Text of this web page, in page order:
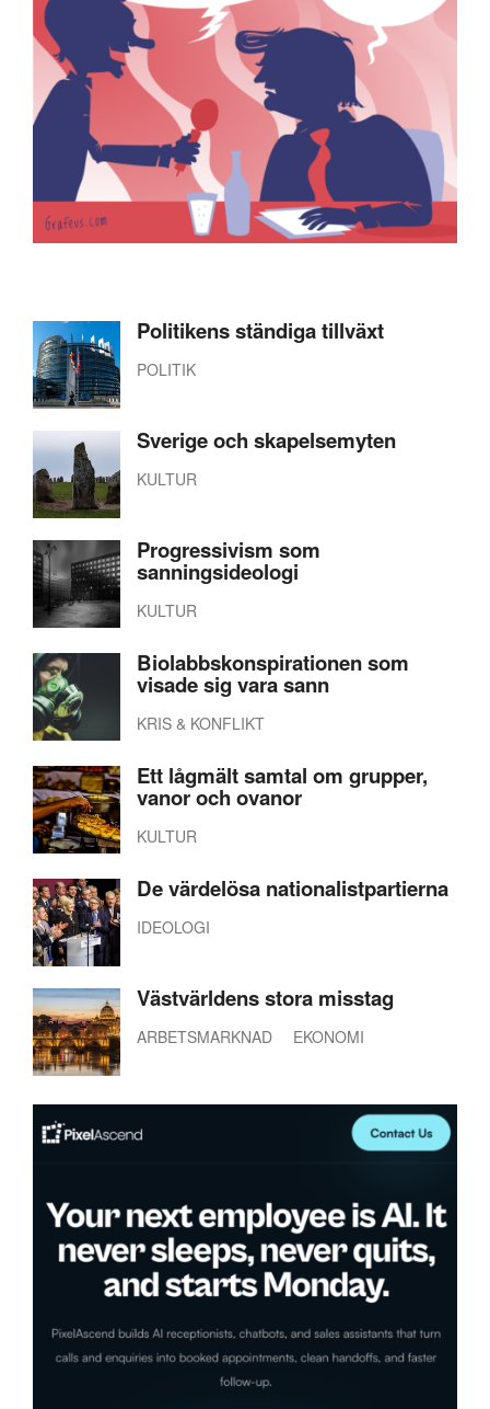
Politikens ständiga tillväxt
POLITIK
Sverige och skapelsemyten
KULTUR
Progressivism som
sanningsideologi
KULTUR
Biolabbskonspirationen som
visade sig vara sann
KRIS & KONFLIKT
Ett lågmält samtal om grupper,
vanor och ovanor
KULTUR
De värdelösa nationalistpartierna
IDEOLOGI
Västvärldens stora misstag
ARBETSMARKNAD EKONOMI